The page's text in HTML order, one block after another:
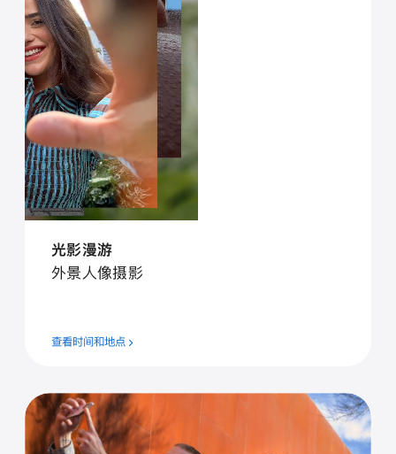
光⁠影漫⁠游
外⁠景人⁠像摄⁠影
查看时间和地点